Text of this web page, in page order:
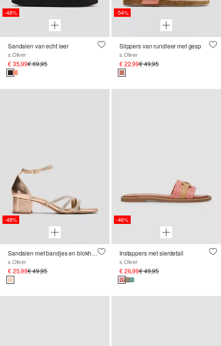
-48%
Sandalen van echt leer
s.Oliver
€ 35,99€ 69,95
-54%
Slippers van rundleer met gesp
s.Oliver
€ 22,99€ 49,95
-48%
Sandalen met bandjes en blokhak
s.Oliver
€ 25,99€ 49,95
-46%
Instappers met sierdetail
s.Oliver
€ 26,99€ 49,95